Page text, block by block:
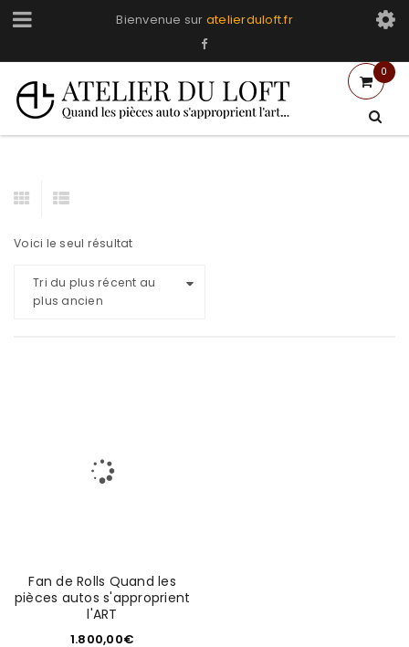
Bienvenue sur atelierduloft.fr
0
Voici le seul résultat
Tri du plus récent au
plus ancien
Fan de Rolls Quand les
pièces autos s'approprient
l'ART
1.800,00€